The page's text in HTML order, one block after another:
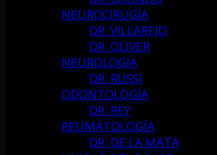
NEUROCIRUGÍA
DR. VILLAREJO
DR. OLIVER
NEUROLOGÍA
DR. RUSSI
ODONTOLOGÍA
DR. REY
REUMATOLOGÍA
DR. DE LA MATA